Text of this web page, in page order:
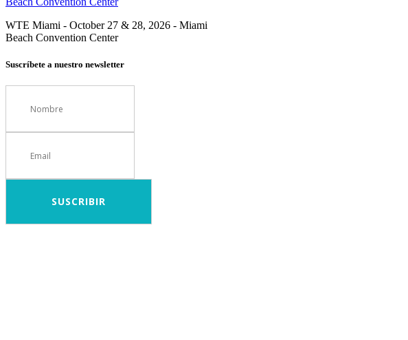
WTE Miami - October 27 & 28, 2026 - Miami
Beach Convention Center
Suscríbete a nuestro newsletter